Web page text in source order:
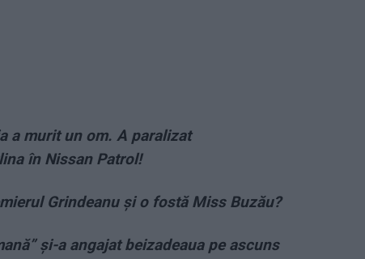
a murit un om. A paralizat
în Nissan Patrol!
Grindeanu şi o fostă Miss Buzău?
și-a angajat beizadeaua pe ascuns